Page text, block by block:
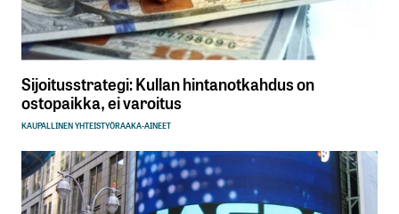
Sijoitusstrategi: Kullan hintanotkahdus on
ostopaikka, ei varoitus
KAUPALLINEN YHTEISTYÖRAAKA-AINEET